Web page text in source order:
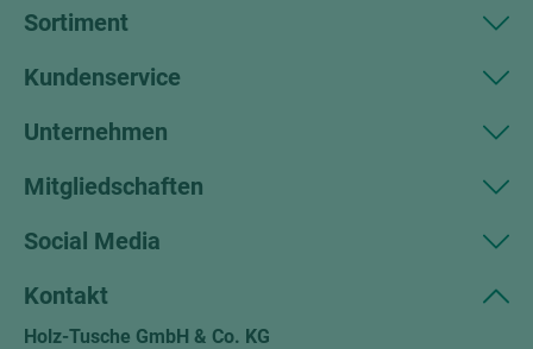
Sortiment
Kundenservice
Unternehmen
Mitgliedschaften
Social Media
Kontakt
Holz-Tusche GmbH & Co. KG